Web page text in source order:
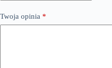
Twoja opinia *